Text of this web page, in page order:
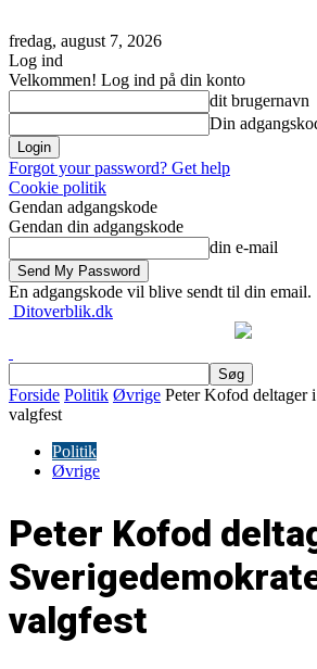
fredag, august 7, 2026
Log ind
Velkommen! Log ind på din konto
dit brugernavn
Din
Forgot your password? Get help
Cookie politik
Gendan adgangskode
Gendan din adgangskode
din e-mail
En adgangskode vil blive sendt til din email.
Ditoverblik.dk
Forside Politik Øvrige Peter Kofod deltager
valgfest
Politik
Øvrige
Peter Kofod
valgfest